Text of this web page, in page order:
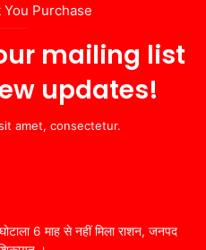
Purchase
mailing list
updates!
amet, consectetur.
6 माह से नहीं मिला राशन, जनपद